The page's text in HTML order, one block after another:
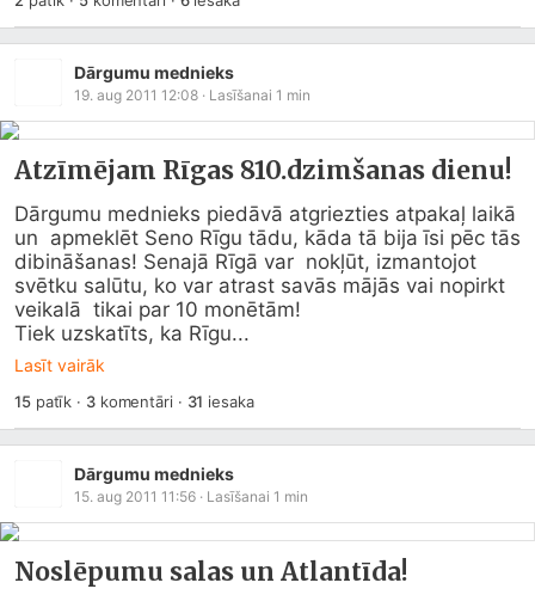
Dārgumu mednieks
19. aug 2011 12:08 · Lasīšanai 1 min
Atzīmējam Rīgas 810.dzimšanas dienu!
Dārgumu mednieks piedāvā atgriezties atpakaļ laikā
un  apmeklēt Seno Rīgu tādu, kāda tā bija īsi pēc tās
dibināšanas! Senajā Rīgā var  nokļūt, izmantojot
svētku salūtu, ko var atrast savās mājās vai nopirkt
veikalā  tikai par 10 monētām!
Tiek uzskatīts, ka Rīgu...
Lasīt vairāk
15patīk · 3komentāri · 31 iesaka
Dārgumu mednieks
15. aug 2011 11:56 · Lasīšanai 1 min
Noslēpumu salas un Atlantīda!